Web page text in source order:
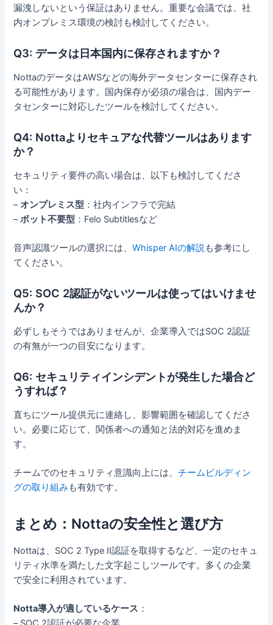
漏洩しないという保証はありません。重要な会議では、社
内オンプレミス環境の検討も検討してください。
Q3: データは日本国内に保存されますか？
NottaのデータはAWSなどの海外データセンターに保存され
る可能性があります。国内保存が必須の場合は、国内デー
タセンターに対応したツールを検討してください。
Q4: Nottaよりセキュアな代替ツールはあります
か？
セキュリティ要件の高い場合は、以下も検討してくださ
い：
– オンプレミス型 ：社内インフラで完結
–ボット不要型 ：Felo Subtitlesなど
音声認識ツールの選択には、Whisper AIの解説も参考にし
てください。
Q5: SOC 2認証がないツールは使ってはいけませ
んか？
必ずしもそうではありませんが、企業導入ではSOC 2認証
の有無が一つの目安になります。
Q6: セキュリティインシデントが発生した場合ど
うすれば？
直ちにツール提供元に連絡し、影響範囲を確認してくださ
い。必要に応じて、関係者への通知と法的対応を進めま
す。
チームでのセキュリティ意識向上には、チームビルディン
グの取り組み も有効です。
まとめ：Nottaの安全性と選び方
Nottaは、SOC 2 Type II認証を取得するなど、一定のセキュ
リティ水準を満たした文字起こしツールです。多くの企業
で安全に利用されています。
Notta導入が適しているケース ：